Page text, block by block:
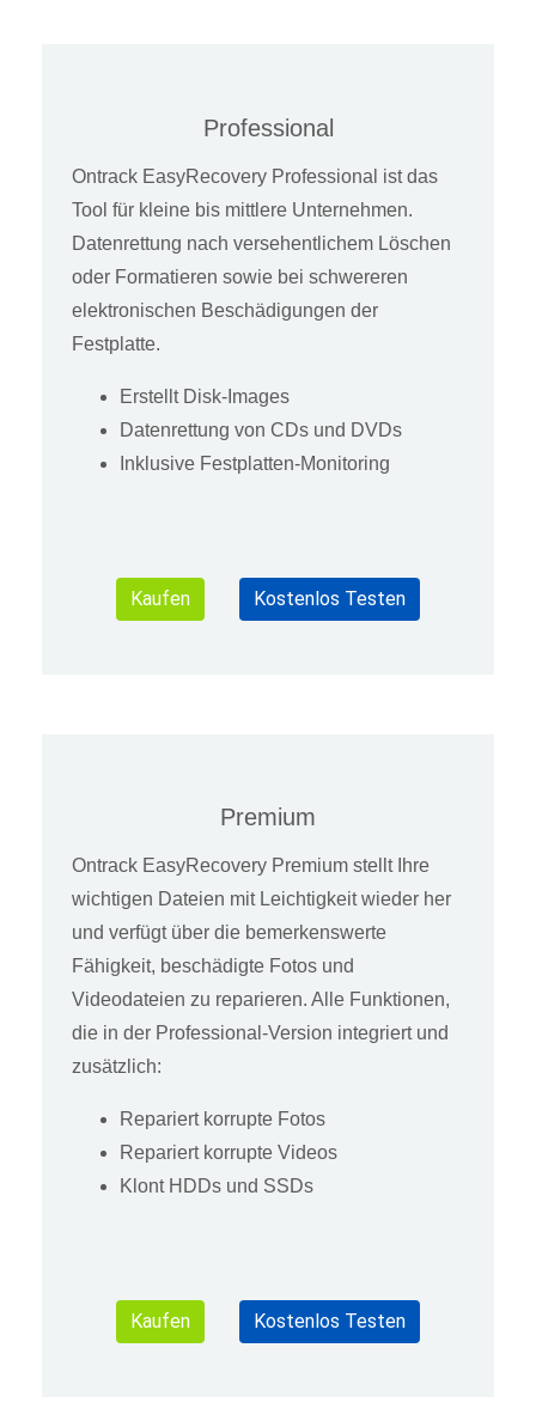
Professional
Ontrack EasyRecovery Professional ist das
Tool für kleine bis mittlere Unternehmen.
Datenrettung nach versehentlichem Löschen
oder Formatieren sowie bei schwereren
elektronischen Beschädigungen der
Festplatte.
Erstellt Disk-Images
Datenrettung von CDs und DVDs
Inklusive Festplatten-Monitoring
Kaufen Kostenlos Testen
Premium
Ontrack EasyRecovery Premium stellt Ihre
wichtigen Dateien mit Leichtigkeit wieder her
und verfügt über die bemerkenswerte
Fähigkeit, beschädigte Fotos und
Videodateien zu reparieren. Alle Funktionen,
die in der Professional-Version integriert und
zusätzlich:
Repariert korrupte Fotos
Repariert korrupte Videos
Klont HDDs und SSDs
Kaufen Kostenlos Testen